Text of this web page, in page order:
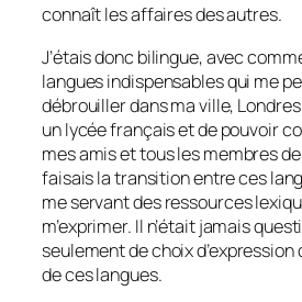
connaît les affaires des autres.
J’étais donc bilingue, avec
langues indispensables qui me
débrouiller dans ma ville,
un lycée français et de pouvoir
mes amis et tous les membres
faisais la transition entre ces
me servant des ressources
m’exprimer. Il n’était jamais
seulement de choix d’expression
de ces langues.